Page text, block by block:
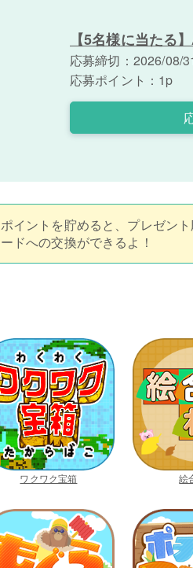
【5名様に当たる
応募締切：2026/08/
応募ポイント：1p
ポイントを貯めると、プレゼン
ードへの交換ができるよ！
ワクワク宝箱 絵